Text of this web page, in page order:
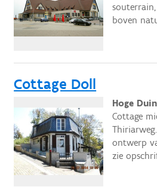
boven
Cottage Doll
Hoge
Cottage
ontwerp
zie